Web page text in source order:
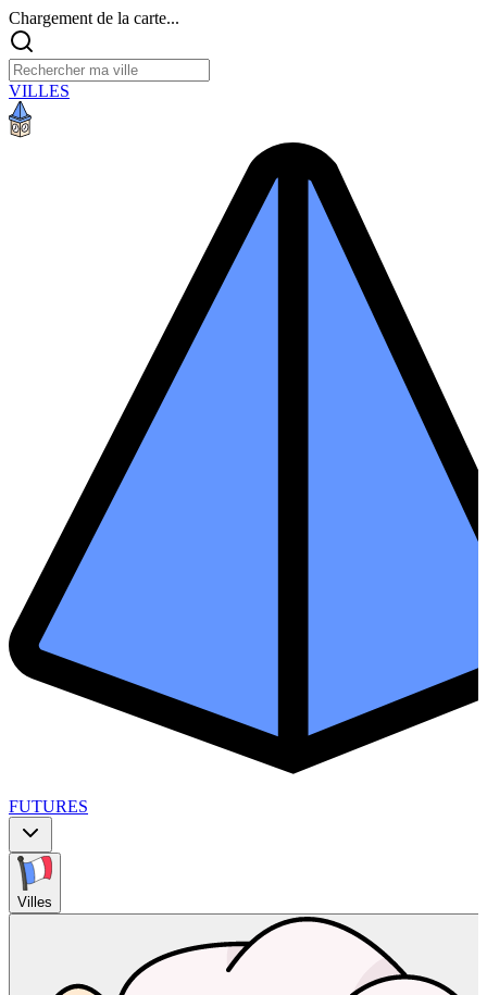
Chargement de la carte...
VILLES
FUTURES
Villes